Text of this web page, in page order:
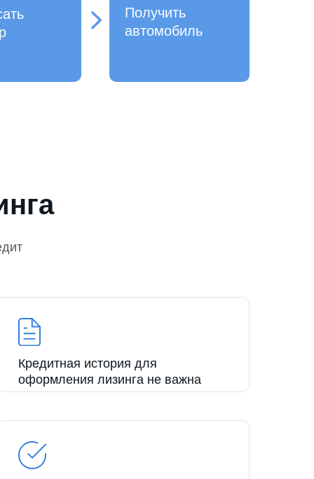
Получить
автомобиль
Кредитная история для
оформления лизинга не важна